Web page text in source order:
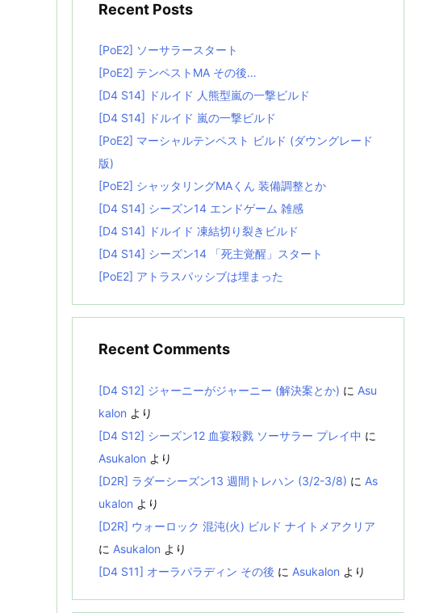
Recent Posts
[PoE2] ソーサラースタート
[PoE2] テンペストMA その後…
[D4 S14] ドルイド 人熊型嵐の一撃ビルド
[D4 S14] ドルイド 嵐の一撃ビルド
[PoE2] マーシャルテンペスト ビルド (ダウングレード
版)
[PoE2] シャッタリングMAくん 装備調整とか
[D4 S14] シーズン14 エンドゲーム 雑感
[D4 S14] ドルイド 凍結切り裂きビルド
[D4 S14] シーズン14 「死主覚醒」スタート
[PoE2] アトラスパッシブは埋まった
Recent Comments
[D4 S12] ジャーニーがジャーニー (解決案とか) に Asu
kalon より
[D4 S12] シーズン12 血宴殺戮 ソーサラー プレイ中 に
Asukalon より
[D2R] ラダーシーズン13 週間トレハン (3/2-3/8) に As
ukalon より
[D2R] ウォーロック 混沌(火) ビルド ナイトメアクリア
に Asukalon より
[D4 S11] オーラパラディン その後 に Asukalon より